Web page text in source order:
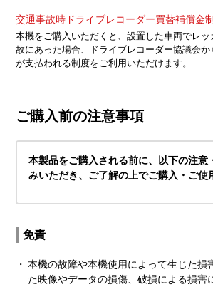
交通事故時ドライブレコーダー買替補償金
本機をご購入いただくと、設置した車両でレ
故にあった場合、ドライブレコーダー協議会
が支払われる制度をご利用いただけます。
ご購入前の注意事項
本製品をご購入される前に、以下の注意
みいただき、ご了解の上でご購入・ご使
免責
・ 本機の故障や本機使用によって生じた損
た映像やデータの損傷、破損による損害